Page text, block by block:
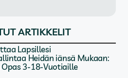
ARTIKKELIT
Lapsillesi
Heidän iänsä Mukaan:
3-18-Vuotiaille